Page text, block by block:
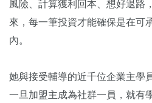
風險、計算獲利回本、想好退路
來，每一筆投資才能確保是在可
內。
她與接受輔導的近千位企業主學
一旦加盟主成為社群一員，就有